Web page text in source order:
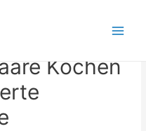
Lauren
Kochen